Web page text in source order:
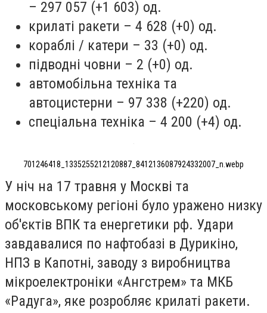
– 297 057 (+1 603) од.
крилаті ракети – 4 628 (+0) од.
кораблі / катери – 33 (+0) од.
підводні човни – 2 (+0) од.
автомобільна техніка та
автоцистерни – 97 338 (+220) од.
спеціальна техніка – 4 200 (+4) од.
701246418_1335255212120887_8412136087924332007_n.webp
У ніч на 17 травня у Москві та
московському регіоні було уражено низку
об'єктів ВПК та енергетики рф. Удари
завдавалися по нафтобазі в Дурикіно,
НПЗ в Капотні, заводу з виробництва
мікроелектроніки «Ангстрем» та МКБ
«Радуга», яке розробляє крилаті ракети.